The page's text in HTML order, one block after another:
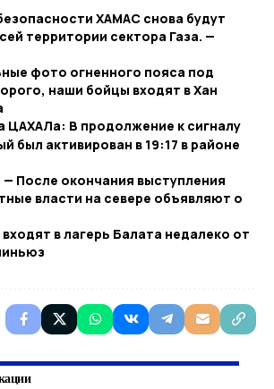
ХАМАС снова будут
территории сектора Газа. —
фото огненного пояса под
наши бойцы входят в Хан
ЦАХАЛа: В продолжение к сигналу
был активирован в 19:17 в районе
После окончания выступления
власти на севере объявляют о
в лагерь Балата недалеко от